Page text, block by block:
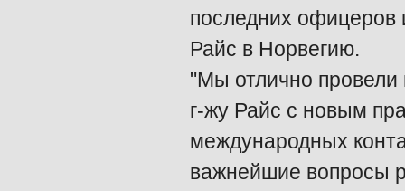
последних офицеров
Райс в Норвегию.
"Мы отлично
г-жу Райс с новым
международных
важнейшие вопросы